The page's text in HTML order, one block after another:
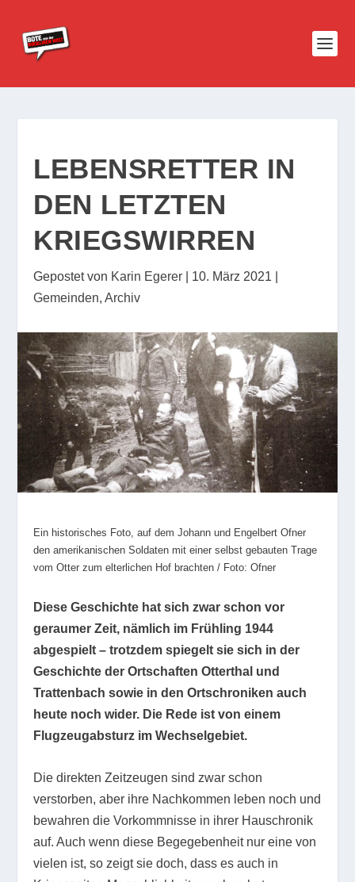
LEBENSRETTER IN
DEN LETZTEN
KRIEGSWIRREN
Gepostet von Karin Egerer 10. März 2021
Gemeinden,Archiv
Ein historisches Foto, auf dem Johann und Engelbert Ofner
den amerikanischen Soldaten mit einer selbst gebauten Trage
vom Otter zum elterlichen Hof brachten / Foto: Ofner
Diese Geschichte hat sich zwar schon vor
geraumer Zeit, nämlich im Frühling 1944
abgespielt – trotzdem spiegelt sie sich in der
Geschichte der Ortschaften Otterthal und
Trattenbach sowie in den Ortschroniken auch
heute noch wider. Die Rede ist von einem
Flugzeugabsturz im Wechselgebiet.
Die direkten Zeitzeugen sind zwar schon
verstorben, aber ihre Nachkommen leben noch und
bewahren die Vorkommnisse in ihrer Hauschronik
auf. Auch wenn diese Begegebenheit nur eine von
vielen ist, so zeigt sie doch, dass es auch in